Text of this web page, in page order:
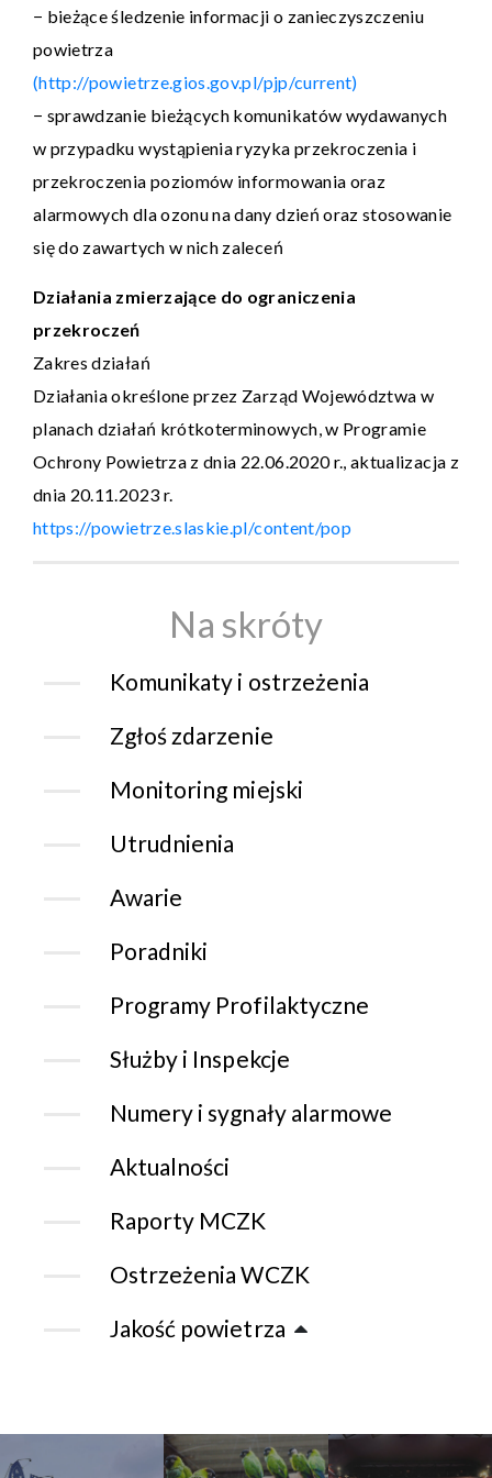
− bieżące śledzenie informacji o zanieczyszczeniu
powietrza
(http://powietrze.gios.gov.pl/pjp/current)
− sprawdzanie bieżących komunikatów wydawanych
w przypadku wystąpienia ryzyka przekroczenia i
przekroczenia poziomów informowania oraz
alarmowych dla ozonu na dany dzień oraz stosowanie
się do zawartych w nich zaleceń
Działania zmierzające do ograniczenia
przekroczeń
Zakres działań
Działania określone przez Zarząd Województwa w
planach działań krótkoterminowych, w Programie
Ochrony Powietrza z dnia 22.06.2020 r., aktualizacja z
dnia 20.11.2023 r.
https://powietrze.slaskie.pl/content/pop
Na skróty
Komunikaty i ostrzeżenia
Zgłoś zdarzenie
Monitoring miejski
Utrudnienia
Awarie
Poradniki
Programy Profilaktyczne
Służby i Inspekcje
Numery i sygnały alarmowe
Aktualności
Raporty MCZK
Ostrzeżenia WCZK
Jakość powietrza